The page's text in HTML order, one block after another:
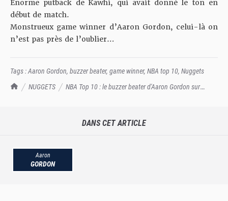
TrashTalk Actu NBA
NUGGETS
NBA Top 10 : le buzzer beater d'Aaron Gordon sur
Énorme putback de Kawhi, qui avait donné le ton en
début de match.
Monstrueux game winner d’Aaron Gordon, celui-là on
n’est pas près de l’oublier…
Tags :Aaron Gordon, buzzer beater, game winner, NBA top 10, Nuggets
DANS CET ARTICLE
Aaron
GORDON